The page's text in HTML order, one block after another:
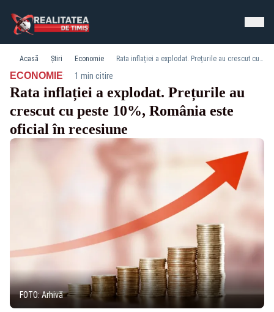
Acasă Știri Economie Rata inflației a explodat. Prețurile au crescut cu peste 10%, România este oficial în recesiune
ECONOMIE· 1 min citire
Rata inflației a explodat. Prețurile au
crescut cu peste 10%, România este
oficial în recesiune
FOTO: Arhivă